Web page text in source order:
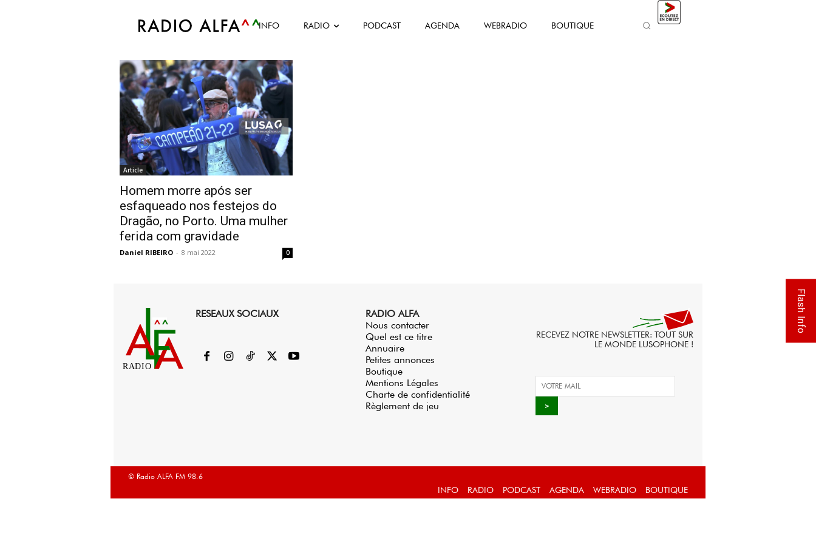
INFO RADIO PODCAST AGENDA WEBRADIO BOUTIQUE
Accueil Tags Festa do Porto
Tag: Festa do Porto
Article
Homem morre após ser
esfaqueado nos festejos do
Dragão, no Porto. Uma mulher
ferida com gravidade
Daniel RIBEIRO - 8 mai 2022 0
RADIO
RESEAUX SOCIAUX
RADIO ALFA
Nous contacter
Quel est ce titre
Annuaire
Petites annonces
Boutique
Mentions Légales
Charte de confidentialité
Règlement de jeu
RECEVEZ NOTRE NEWSLETTER: TOUT SUR
LE MONDE LUSOPHONE !
© Radio ALFA FM 98.6
INFO RADIO PODCAST AGENDA WEBRADIO BOUTIQUE
Flash Info